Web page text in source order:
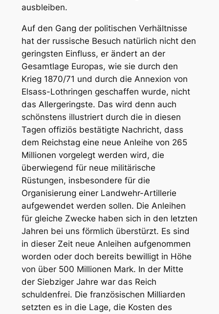
ausbleiben.
Auf den Gang der politischen Verhältnisse
hat der russische Besuch natürlich nicht den
geringsten Einfluss, er ändert an der
Gesamtlage Europas, wie sie durch den
Krieg 1870/71 und durch die Annexion von
Elsass-Lothringen geschaffen wurde, nicht
das Allergeringste. Das wird denn auch
schönstens illustriert durch die in diesen
Tagen offiziös bestätigte Nachricht, dass
dem Reichstag eine neue Anleihe von 265
Millionen vorgelegt werden wird, die
überwiegend für neue militärische
Rüstungen, insbesondere für die
Organisierung einer Landwehr-Artillerie
aufgewendet werden sollen. Die Anleihen
für gleiche Zwecke haben sich in den letzten
Jahren bei uns förmlich überstürzt. Es sind
in dieser Zeit neue Anleihen aufgenommen
worden oder doch bereits bewilligt in Höhe
von über 500 Millionen Mark. In der Mitte
der Siebziger Jahre war das Reich
schuldenfrei. Die französischen Milliarden
setzten es in die Lage, die Kosten des